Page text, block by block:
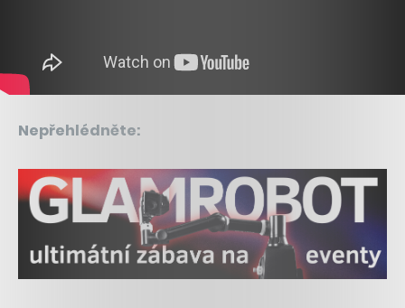
Nepřehlédněte: